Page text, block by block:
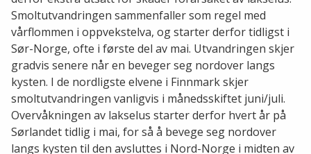
Smoltutvandringen sammenfaller som regel med
vårflommen i oppvekstelva, og starter derfor tidligst i
Sør-Norge, ofte i første del av mai. Utvandringen skjer
gradvis senere når en beveger seg nordover langs
kysten. I de nordligste elvene i Finnmark skjer
smoltutvandringen vanligvis i månedsskiftet juni/juli.
Overvåkningen av lakselus starter derfor hvert år på
Sørlandet tidlig i mai, for så å bevege seg nordover
langs kysten til den avsluttes i Nord-Norge i midten av